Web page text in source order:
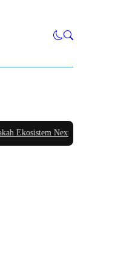
Ekosistem Next Generation Zero